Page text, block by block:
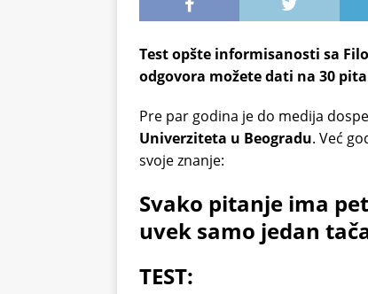
Test opšte informisanosti sa
odgovora možete dati na 30
Pre par godina je do medija
Univerziteta u Beogradu. Već
svoje znanje:
Svako pitanje ima
uvek samo jedan
TEST: